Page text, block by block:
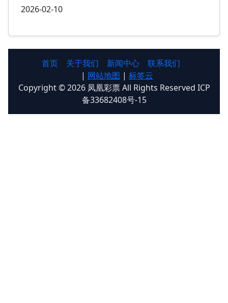
2026-02-10
首页 关于我们 新闻中心
联系我们
| 网站地图 | 标签云
Copyright © 2026 凤凰彩票 All Rights Reserved ICP
备33682408号-15